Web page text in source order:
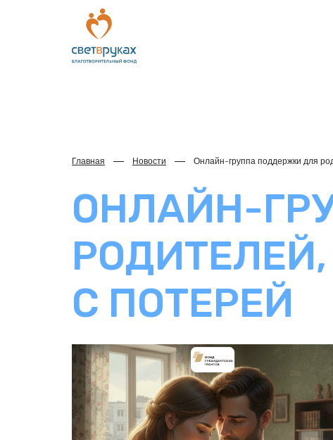
Главная Новости Онлайн-группа поддержки для
ОНЛАЙН-
С ПОТЕРЕЙ